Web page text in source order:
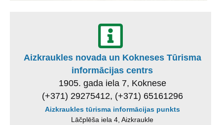
Aizkraukles novada un Kokneses Tūrisma
informācijas centrs
1905. gada iela 7, Koknese
(+371) 29275412, (+371) 65161296
Aizkraukles tūrisma informācijas punkts
Lāčplēša iela 4, Aizkraukle